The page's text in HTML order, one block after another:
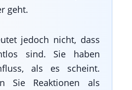
geht.
jedoch nicht, dass
sind. Sie haben
als es scheint.
Sie Reaktionen als